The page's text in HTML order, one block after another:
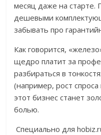
месяц даже на старте.
дешевыми
забывать про
Как говорится,
щедро платит за
разбираться в
(например, рост
этот бизнес станет
болью.
Специально для